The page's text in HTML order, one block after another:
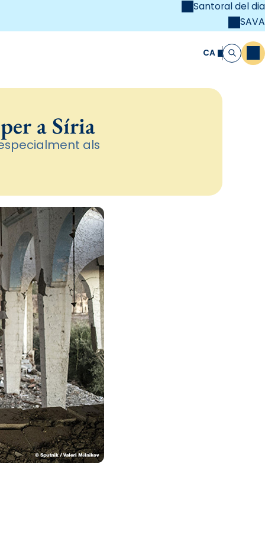
Santoral del dia
SAVA
Cristiana CA Cerca
a Síria
als